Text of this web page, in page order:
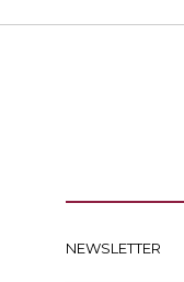
NEWSLETTER